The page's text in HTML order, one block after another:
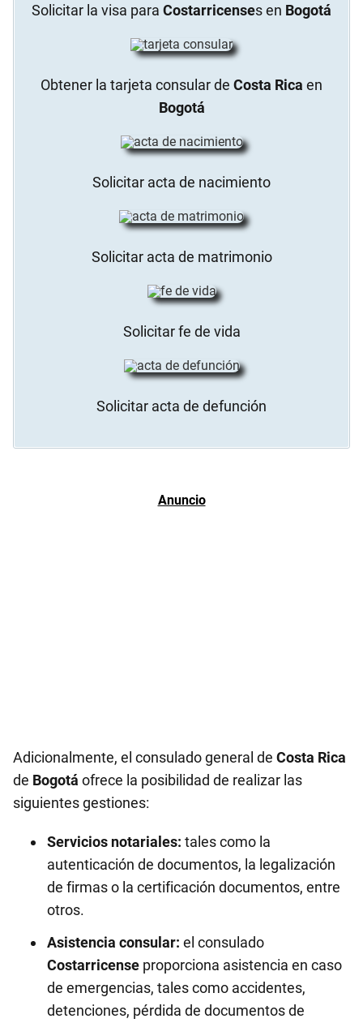
Solicitar la visa para Costarricenses en Bogotá
Obtener la tarjeta consular de Costa Rica en
Bogotá
Solicitar acta de nacimiento
Solicitar acta de matrimonio
Solicitar fe de vida
Solicitar acta de defunción
Adicionalmente, el consulado general de Costa Rica
de Bogotá ofrece la posibilidad de realizar las
siguientes gestiones:
Servicios notariales: tales como la
autenticación de documentos, la legalización
de firmas o la certificación documentos, entre
otros.
Asistencia consular: el consulado
Costarricense proporciona asistencia en caso
de emergencias, tales como accidentes,
detenciones, pérdida de documentos de